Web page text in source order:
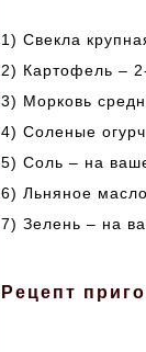
1) Свекла
2) Картофель –
3) Морковь
4) Соленые
5) Соль – на
6) Льняное
7) Зелень – на
Рецепт